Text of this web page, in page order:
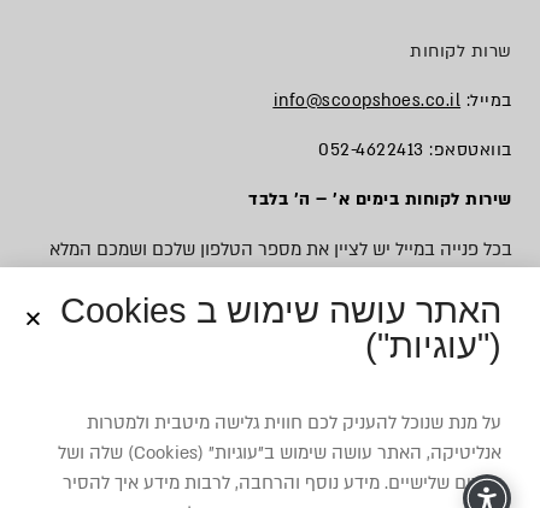
שרות לקוחות
במייל: info@scoopshoes.co.il
בוואטסאפ: 052-4622413
שירות לקוחות בימים א׳ – ה׳ בלבד
בכל פנייה במייל יש לציין את מספר הטלפון שלכם ושמכם המלא
האתר עושה שימוש ב Cookies
("עוגיות")
על מנת שנוכל להעניק לכם חווית גלישה מיטבית ולמטרות
אנליטיקה, האתר עושה שימוש ב”עוגיות” (Cookies) שלה ושל
צדדים שלישיים. מידע נוסף והרחבה, לרבות מידע איך להסיר